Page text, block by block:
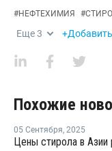
#НЕФТЕХИМИЯ #
Еще3
Похожие
05 Сентября, 2025
Цены стирола в Азии